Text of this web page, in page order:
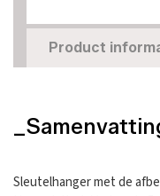
Product
Sleutelhanger met de